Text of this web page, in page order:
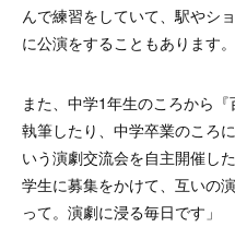
んで練習をしていて、駅やシ
に公演をすることもあります。
また、中学1年生のころから
執筆したり、中学卒業のころ
いう演劇交流会を自主開催し
学生に募集をかけて、互いの
って。演劇に浸る毎日です」